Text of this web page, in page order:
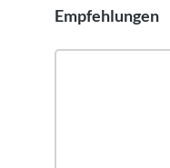
Produktgalerie
Empfehlungen